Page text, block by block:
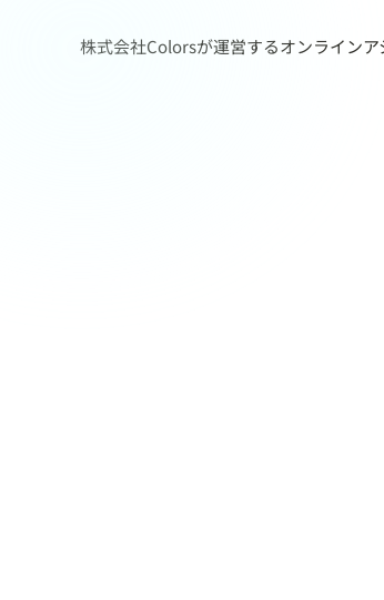
株式会社Colorsが運営するオンライン